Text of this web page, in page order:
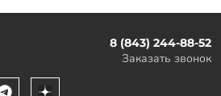
8 (843) 244-88-52
Заказать звонок